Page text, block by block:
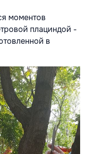
моментов
плациндой -
в